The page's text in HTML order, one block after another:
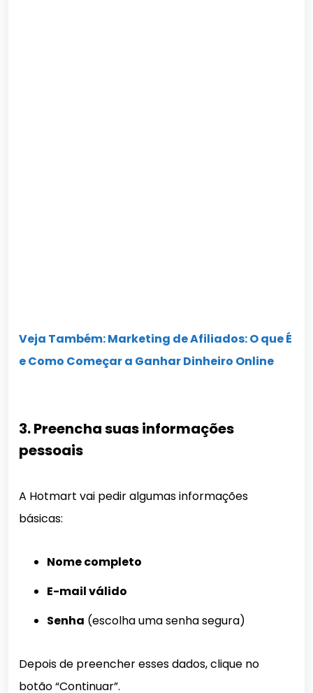
Veja Também: Marketing de Afiliados: O que É
e Como Começar a Ganhar Dinheiro Online
3. Preencha suas informações
pessoais
A Hotmart vai pedir algumas informações
básicas:
Nome completo
E-mail válido
Senha (escolha uma senha segura)
Depois de preencher esses dados, clique no
botão “Continuar”.